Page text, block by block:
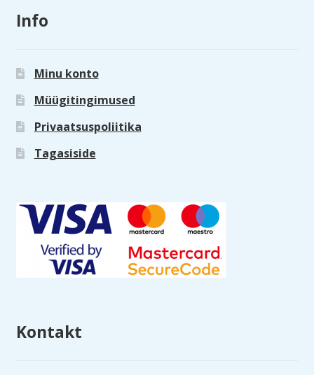
Info
Minu konto
Müügitingimused
Privaatsuspoliitika
Tagasiside
Kontakt